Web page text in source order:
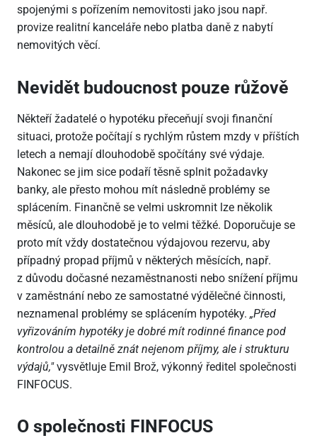
spojenými s pořízením nemovitosti jako jsou např.
provize realitní kanceláře nebo platba daně z nabytí
nemovitých věcí.
Nevidět budoucnost pouze růžově
Někteří žadatelé o hypotéku přeceňují svoji finanční
situaci, protože počítají s rychlým růstem mzdy v příštích
letech a nemají dlouhodobě spočítány své výdaje.
Nakonec se jim sice podaří těsně splnit požadavky
banky, ale přesto mohou mít následně problémy se
splácením. Finančně se velmi uskromnit lze několik
měsíců, ale dlouhodobě je to velmi těžké. Doporučuje se
proto mít vždy dostatečnou výdajovou rezervu, aby
případný propad příjmů v některých měsících, např.
z důvodu dočasné nezaměstnanosti nebo snížení příjmu
v zaměstnání nebo ze samostatné výdělečné činnosti,
neznamenal problémy se splácením hypotéky. „Před
vyřizováním hypotéky je dobré mít rodinné finance pod
kontrolou a detailně znát nejenom příjmy, ale i strukturu
výdajů,"vysvětluje Emil Brož, výkonný ředitel společnosti
FINFOCUS.
O společnosti FINFOCUS